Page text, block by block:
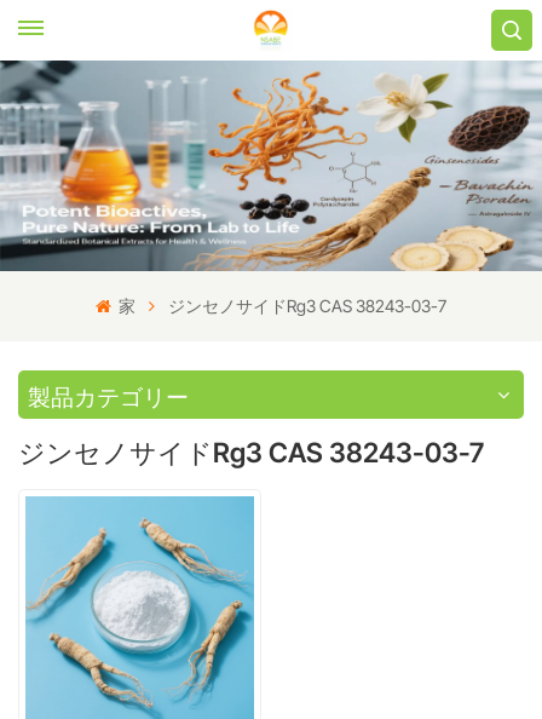
家 ジンセノサイドRg3 CAS 38243-03-7
製品カテゴリー
ジンセノサイドRg3 CAS 38243-03-7